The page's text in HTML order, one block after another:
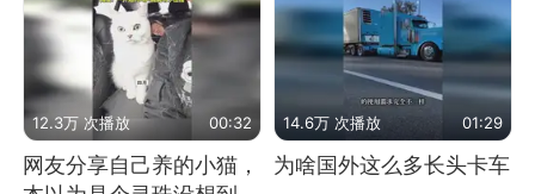
12.3万 次播放 00:32
网友分享自己养的小猫，
14.6万 次播放 01:29
为啥国外这么多长头卡车